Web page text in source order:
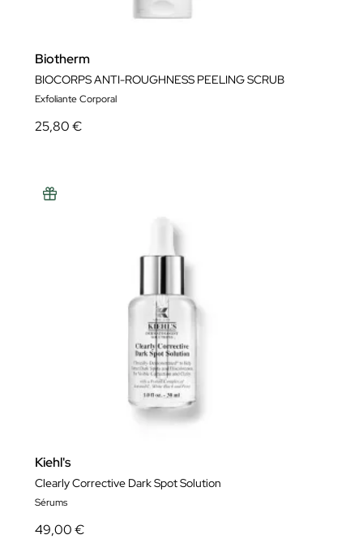
Biotherm
BIOCORPS ANTI-ROUGHNESS PEELING SCRUB
Exfoliante Corporal
25,80 €
Kiehl's
Clearly Corrective Dark Spot Solution
Sérums
49,00 €